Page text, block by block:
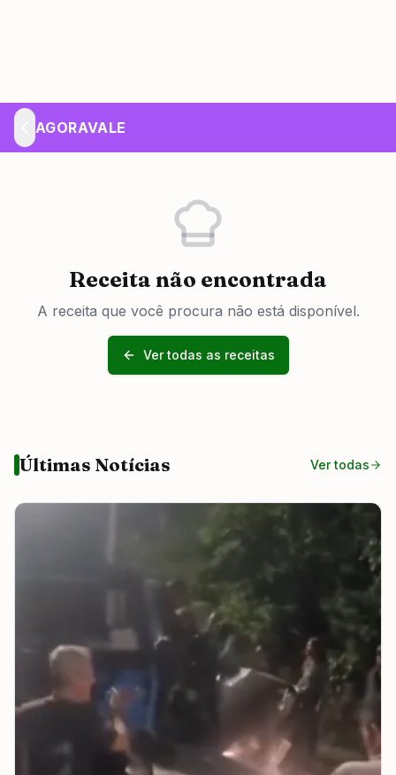
AGORAVALE
Receita não encontrada
A receita que você procura não está disponível.
Ver todas as receitas
Últimas Notícias Ver todas